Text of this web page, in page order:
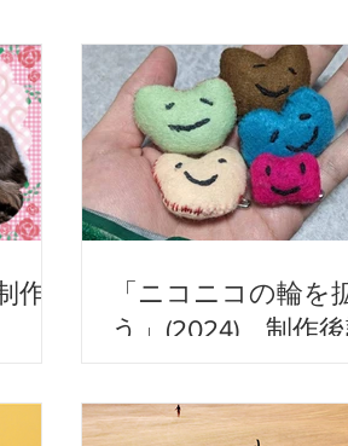
作
「ニコニコの輪を
う」(2024) 制作